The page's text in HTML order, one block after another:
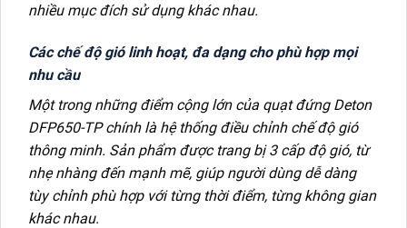
nhiều mục đích sử dụng khác nhau.
Các chế độ gió linh hoạt, đa dạng cho phù hợp mọi
nhu cầu
Một trong những điểm cộng lớn của quạt đứng Deton
DFP650-TP chính là hệ thống điều chỉnh chế độ gió
thông minh. Sản phẩm được trang bị 3 cấp độ gió, từ
nhẹ nhàng đến mạnh mẽ, giúp người dùng dễ dàng
tùy chỉnh phù hợp với từng thời điểm, từng không gian
khác nhau.